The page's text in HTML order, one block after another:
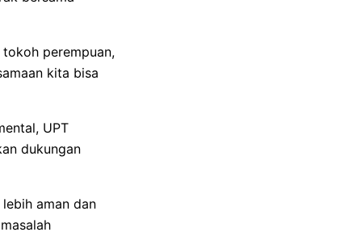
perempuan,
kita bisa
UPT
dukungan
aman dan